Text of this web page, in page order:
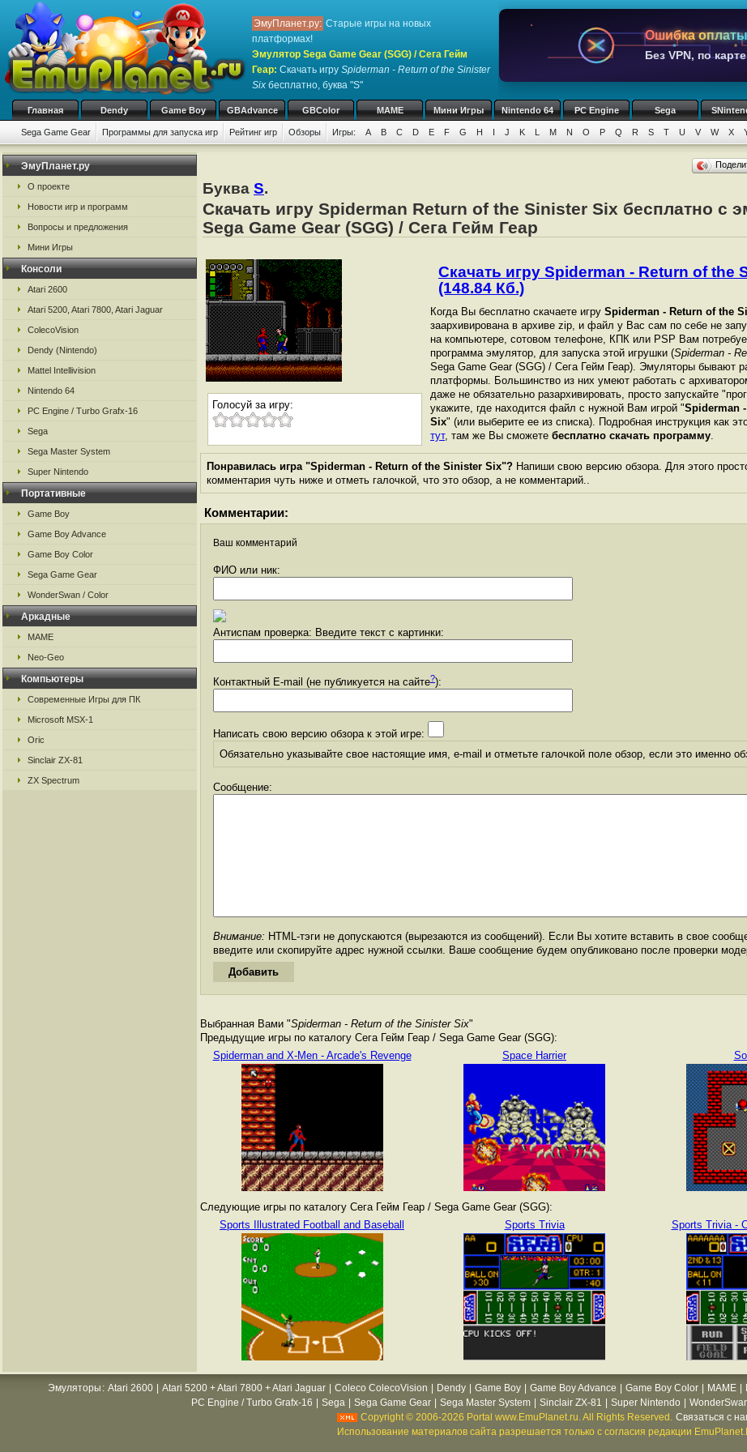
ЭмуПланет.ру: Старые игры на новых
платформах!
Эмулятор Sega Game Gear (SGG) / Сега Гейм
Геар: Скачать игру Spiderman - Return of the Sinister
Six бесплатно, буква "S"
Ошибка
Без VPN, по
Главная Dendy Game Boy GBAdvance GBColor MAME Мини Игры Nintendo 64 PC Engine Sega
Sega Game Gear Программы для запуска игр Рейтинг игр Обзоры Игры: A B C D E F G H I J K L M N O P Q R S T U V W X
ЭмуПланет.ру
О проекте
Новости игр и программ
Вопросы и предложения
Мини Игры
Консоли
Atari 2600
Atari 5200, Atari 7800, Atari Jaguar
ColecoVision
Dendy (Nintendo)
Mattel Intellivision
Nintendo 64
PC Engine / Turbo Grafx-16
Sega
Sega Master System
Super Nintendo
Портативные
Game Boy
Game Boy Advance
Game Boy Color
Sega Game Gear
WonderSwan / Color
Аркадные
MAME
Neo-Geo
Компьютеры
Современные Игры для ПК
Microsoft MSX-1
Oric
Sinclair ZX-81
ZX Spectrum
Буква S.
Скачать игру Spiderman Return of the Sinister Six бесплатно с
Sega Game Gear (SGG) / Сега Гейм Геар
Голосуй за игру:
Скачать игру Spiderman - Return of the
(148.84 Кб.)
Когда Вы бесплатно скачаете игру Spiderman - Return of the
заархивирована в архиве zip, и файл у Вас сам по себе не
на компьютере, сотовом телефоне, КПК или PSP Вам
программа эмулятор, для запуска этой игрушки (Spiderman -
Sega Game Gear (SGG) / Сега Гейм Геар). Эмуляторы бывают
платформы. Большинство из них умеют работать с
даже не обязательно разархивировать, просто запускайте
укажите, где находится файл с нужной Вам игрой "Spiderman
Six" (или выберите ее из списка). Подробная инструкция как
тут, там же Вы сможете бесплатно скачать программу.
Понравилась игра "Spiderman - Return of the Sinister Six"? Напиши свою версию обзора. Для этого
комментария чуть ниже и отметь галочкой, что это обзор, а не комментарий..
Комментарии:
Ваш комментарий
ФИО или ник:
Антиспам проверка: Введите текст с картинки:
Контактный E-mail (не публикуется на сайте?):
Написать свою версию обзора к этой игре:
Обязательно указывайте свое настоящие имя, e-mail и отметьте галочкой поле обзор, если это именно
Сообщение:
Внимание: HTML-тэги не допускаются (вырезаются из сообщений). Если Вы хотите вставить в свое
введите или скопируйте адрес нужной ссылки. Ваше сообщение будем опубликовано после проверки
Выбранная Вами "Spiderman - Return of the Sinister Six"
Предыдущие игры по каталогу Сега Гейм Геар / Sega Game Gear (SGG):
Spiderman and X-Men - Arcade's Revenge
Space Harrier
Следующие игры по каталогу Сега Гейм Геар / Sega Game Gear (SGG):
Sports Illustrated Football and Baseball
Sports Trivia Sports Trivia -
Эмуляторы : Atari 2600 Atari 5200 + Atari 7800 + Atari Jaguar Coleco ColecoVision Dendy Game Boy Game Boy Advance Game Boy Color MAME
PC Engine / Turbo Grafx-16
Sega Sega Game Gear Sega Master System Sinclair ZX-81 Super Nintendo
Copyright © 2006-2026 Portal www.EmuPlanet.ru. All Rights Reserved. Связаться с
Использование материалов сайта разрешается только с согласия редакции